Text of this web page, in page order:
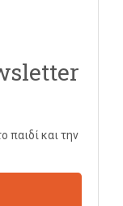
παιδί και την